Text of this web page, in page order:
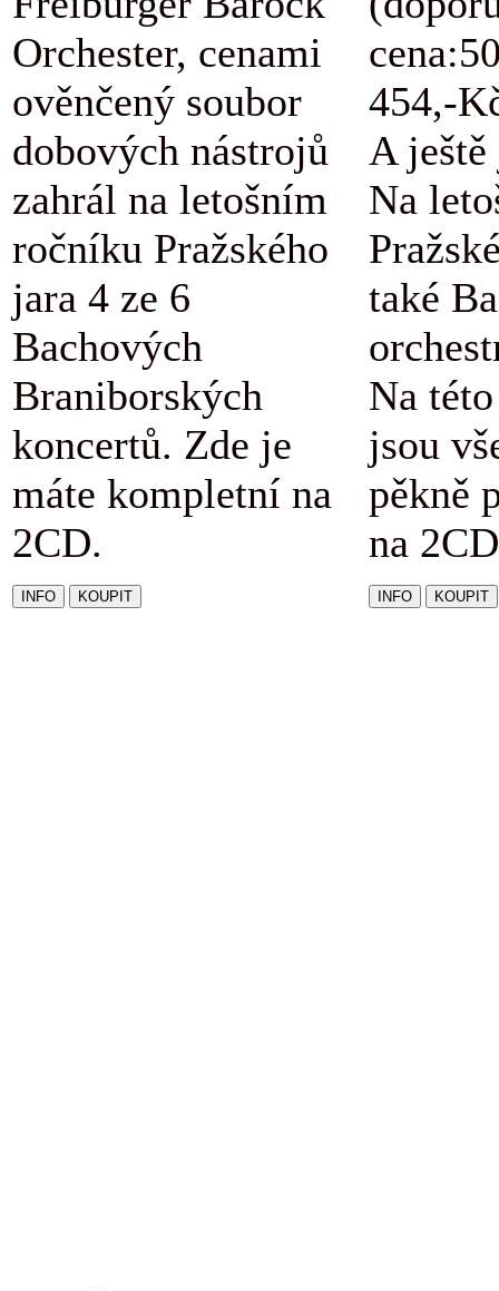
Orchester, cenami
ověnčený soubor
dobových nástrojů
zahrál na letošním
ročníku Pražského
jara 4 ze 6
Bachových
Braniborských
koncertů. Zde je
máte kompletní na
2CD.
454,-
A
Na
také
Na
jsou
pěkně
na